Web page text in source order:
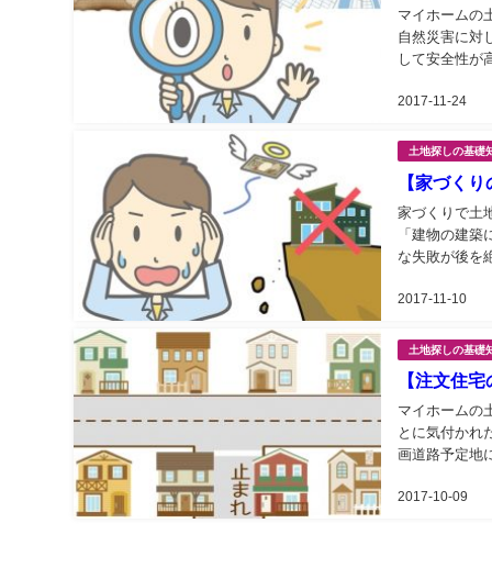
2017-11-24
マイホームの
自然災害に対
して安全性が
土地探しの基礎
【家づく
2017-11-10
家づくりで土
「建物の建
な失敗が後を
土地探しの基礎
【注文住
2017-10-09
マイホームの
とに気付かれ
画道路予定地